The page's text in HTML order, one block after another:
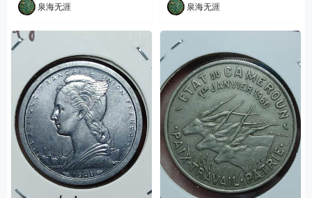
泉海无涯 泉海无涯